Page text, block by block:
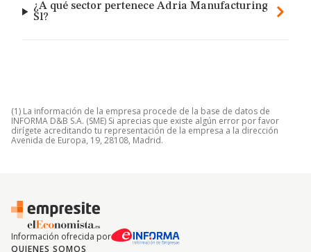
¿A qué sector pertenece Adria Manufacturing
Sl?
(1) La información de la empresa procede de la base de datos de
INFORMA D&B S.A. (SME) Si aprecias que existe algún error por favor
dirígete acreditando tu representación de la empresa a la dirección
Avenida de Europa, 19, 28108, Madrid.
Información ofrecida por
QUIENES SOMOS